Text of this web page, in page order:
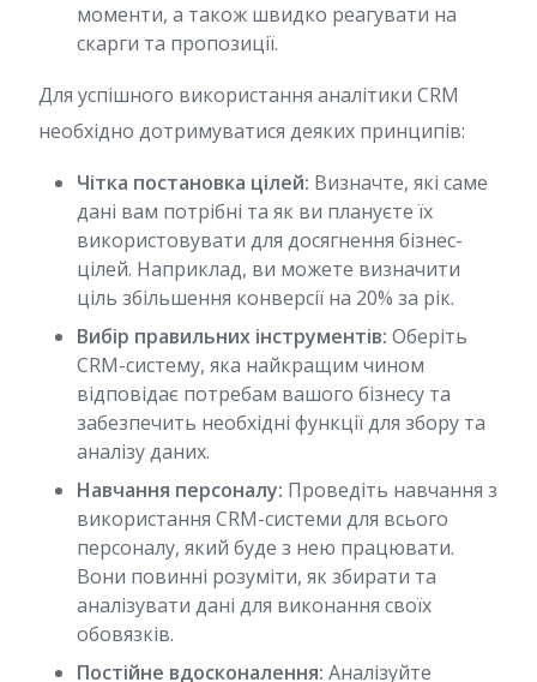
моменти, а також швидко реагувати на
скарги та пропозиції.
Для успішного використання аналітики CRM
необхідно дотримуватися деяких принципів:
Чітка постановка цілей: Визначте, які саме
дані вам потрібні та як ви плануєте їх
використовувати для досягнення бізнес-
цілей. Наприклад, ви можете визначити
ціль збільшення конверсії на 20% за рік.
Вибір правильних інструментів: Оберіть
CRM-систему, яка найкращим чином
відповідає потребам вашого бізнесу та
забезпечить необхідні функції для збору та
аналізу даних.
Навчання персоналу: Проведіть навчання з
використання CRM-системи для всього
персоналу, який буде з нею працювати.
Вони повинні розуміти, як збирати та
аналізувати дані для виконання своїх
обовязків.
Постійне вдосконалення: Аналізуйте